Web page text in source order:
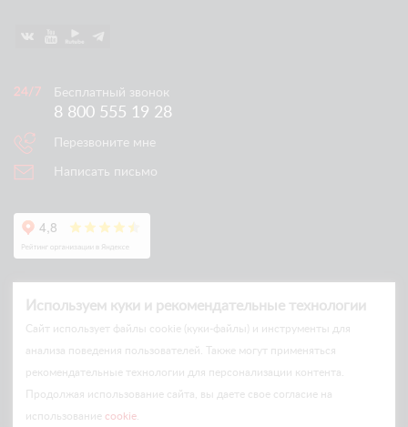
© Arlift 2026
All rights reserved
Бесплатный звонок
8 800 555 19 28
Перезвоните мне
Написать письмо
Используем куки и рекомендательные технологии
Cайт использует файлы cookie (куки-файлы) и инструменты для
анализа поведения пользователей. Также могут применяться
рекомендательные технологии для персонализации контента.
Продолжая использование сайта, вы даете свое согласие на
использование cookie